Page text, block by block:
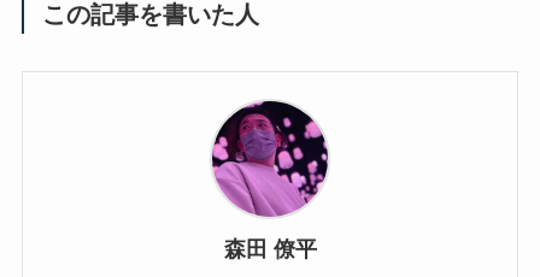
この記事を書いた人
森田 僚平